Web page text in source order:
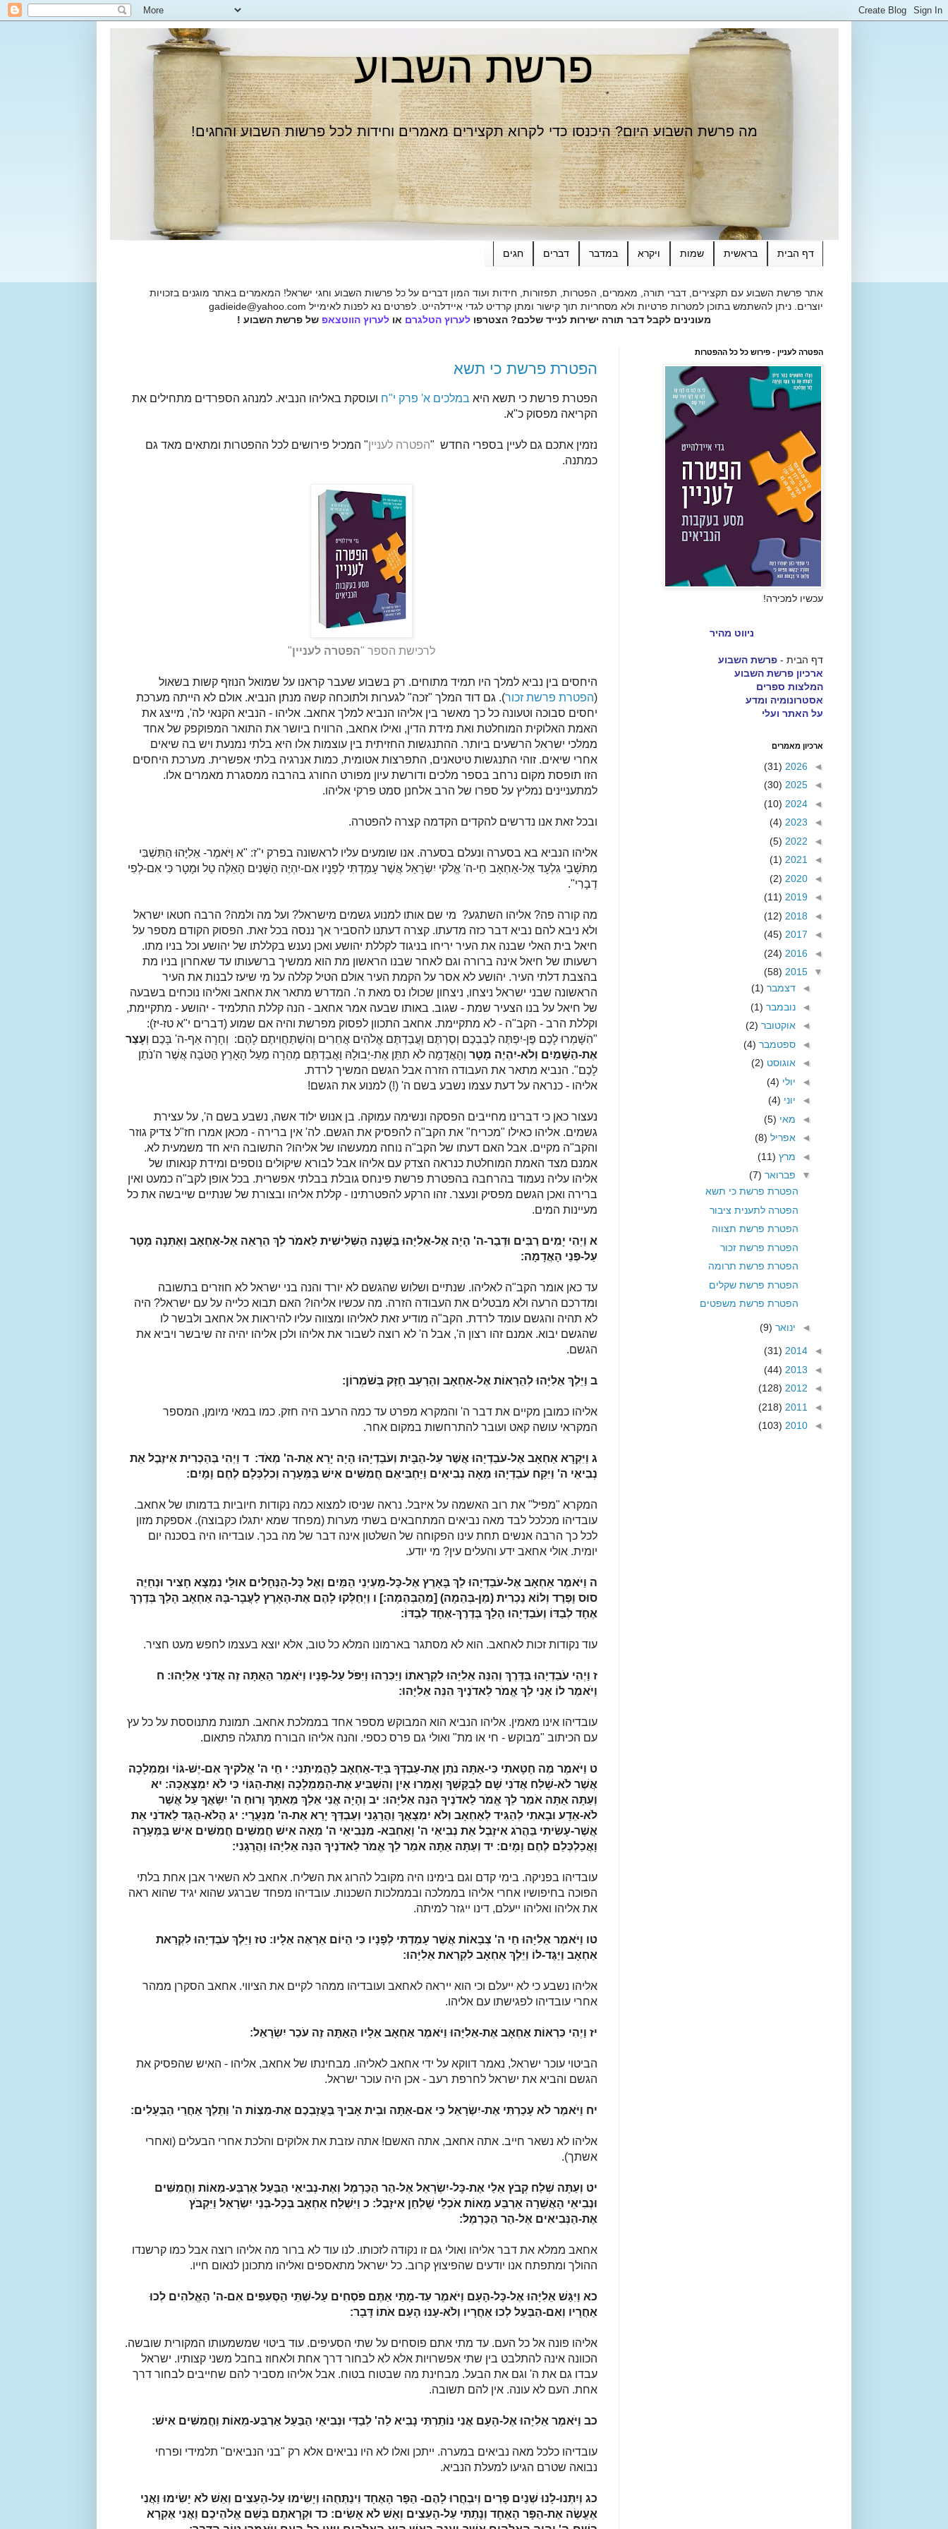
פרשת השבוע
מה פרשת השבוע היום? היכנסו כדי לקרוא תקצירים מאמרים וחידות לכל פרשות השבוע והחגים!
דף הבית בראשית שמות ויקרא במדבר דברים חגים
אתר פרשת השבוע עם תקצירים, דברי תורה, מאמרים, הפטרות, תפזורות, חידות ועוד המון דברים על כל פרשות השבוע וחגי ישראל! המאמרים באתר מוגנים בזכויות
יוצרים. ניתן להשתמש בתוכן למטרות פרטיות ולא מסחריות תוך קישור ומתן קרדיט לגדי איידלהייט. לפרטים נא לפנות לאימייל gadieide@yahoo.com
מעונינים לקבל דבר תורה ישירות לנייד שלכם? הצטרפו לערוץ הטלגרם או לערוץ הווטצאפ של פרשת השבוע !
הפטרת פרשת כי תשא
הפטרת פרשת כי תשא היא במלכים א' פרק י"ח ועוסקת באליהו הנביא. למנהג הספרדים מתחילים את
הקריאה מפסוק כ"א.
נזמין אתכם גם לעיין בספרי החדש "הפטרה לעניין" המכיל פירושים לכל ההפטרות ומתאים מאד גם
כמתנה.
לרכישת הספר "הפטרה לעניין"
היחסים בין נביא למלך היו תמיד מתוחים. רק בשבוע שעבר קראנו על שמואל הנוזף קשות בשאול
(הפטרת פרשת זכור). גם דוד המלך "זכה" לגערות ולתוכחה קשה מנתן הנביא. אולם לא הייתה מערכת
יחסים סבוכה וטעונה כל כך מאשר בין אליהו הנביא למלך אחאב. אליהו - הנביא הקנאי לה', מייצג את
האמת האלוקית המוחלטת ואת מידת הדין, ואילו אחאב, הרוויח ביושר את התואר המפוקפק של אחד
ממלכי ישראל הרשעים ביותר. ההתנגשות החזיתית בין עוצמות אלו היא בלתי נמנעת ויש בה שיאים
אחרי שיאים. זוהי התנגשות טיטאנים, התפרצות אטומית, כמות אנרגיה בלתי אפשרית. מערכת היחסים
הזו תופסת מקום נרחב בספר מלכים ודורשת עיון מפורט החורג בהרבה ממסגרת מאמרים אלו.
למתעניינים נמליץ על ספרו של הרב אלחנן סמט פרקי אליהו.
ובכל זאת אנו נדרשים להקדים הקדמה קצרה להפטרה.
אליהו הנביא בא בסערה ונעלם בסערה. אנו שומעים עליו לראשונה בפרק י"ז: "א וַיֹּאמֶר- אֵלִיָּהוּ הַתִּשְׁבִּי
מִתֹּשָׁבֵי גִלְעָד אֶל-אַחְאָב חַי-ה' אֱלֹקי יִשְׂרָאֵל אֲשֶׁר עָמַדְתִּי לְפָנָיו אִם-יִהְיֶה הַשָּׁנִים הָאֵלֶּה טַל וּמָטָר כִּי אִם-לְפִי
דְבָרִי".
מה קורה פה? אליהו השתגע? מי שם אותו למנוע גשמים מישראל? ועל מה ולמה? הרבה חטאו ישראל
ולא ניבא להם נביא דבר כזה מדעתו. קצרה דעתנו להסביר אך ננסה בכל זאת. הפסוק הקודם מספר על
חיאל בית האלי שבנה את העיר יריחו בניגוד לקללת יהושע ואכן נענש בקללתו של יהושע וכל בניו מתו.
רשעותו של חיאל אינה ברורה וגם לאחר שבנו הראשון מת הוא ממשיך ברשעותו עד שאחרון בניו מת
בהצבת דלתי העיר. יהושע לא אסר על הקמת העיר אולם הטיל קללה על מי שיעז לבנות את העיר
הראשונה שבני ישראל ניצחו, ניצחון שכולו נס מאת ה'. המדרש מתאר את אחאב ואליהו נוכחים בשבעה
של חיאל על בנו הצעיר שמת - שגוב. באותו שבעה אמר אחאב - הנה קללת התלמיד - יהושע - מתקיימת,
וקללת הרב - הקב"ה - לא מתקיימת. אחאב התכוון לפסוק מפרשת והיה אם שמוע (דברים י"א טז-יז):
"הִשָּׁמְרוּ לָכֶם פֶּן-יִפְתֶּה לְבַבְכֶם וְסַרְתֶּם וַעֲבַדְתֶּם אֱלֹהִים אֲחֵרִים וְהִשְׁתַּחֲוִיתֶם לָהֶם: וְחָרָה אַף-ה' בָּכֶם וְעָצַר
אֶת-הַשָּׁמַיִם וְלֹא-יִהְיֶה מָטָר וְהָאֲדָמָה לֹא תִתֵּן אֶת-יְבוּלָהּ וַאֲבַדְתֶּם מְהֵרָה מֵעַל הָאָרֶץ הַטֹּבָה אֲשֶׁר ה'נֹתֵן
לָכֶם". הנביא מתאר את העבודה הזרה אבל הגשם המשיך לרדת.
אליהו - כנראה על דעת עצמו נשבע בשם ה' (!) למנוע את הגשם!
נעצור כאן כי דברינו מחייבים הפסקה ונשימה עמוקה. בן אנוש ילוד אשה, נשבע בשם ה', על עצירת
גשמים. אליהו כאילו "מכריח" את הקב"ה להפסיק את הגשם. לה' אין ברירה - מכאן אמרו חז"ל צדיק גוזר
והקב"ה מקיים. אבל האם דעתו של הקב"ה נוחה ממעשהו של אליהו? התשובה היא חד משמעית לא.
אמנם מצד האמת המוחלטת כנראה הצדק עם אליהו אבל לבורא שיקולים נוספים ומידת קנאותו של
אליהו עליה נעמוד בהרחבה בהפטרת פרשת פינחס גובלת בבלתי אפשרית. בכל אופן לקב"ה כמעט ואין
ברירה ואכן הגשם מפסיק ונעצר. זהו הרקע להפטרתינו - קללת אליהו ובצורת של שנתיים שייבשה את כל
מעיינות המים.
א וַיְהִי יָמִים רַבִּים וּדְבַר-ה' הָיָה אֶל-אֵלִיָּהוּ בַּשָּׁנָה הַשְּׁלִישִׁית לֵאמֹר לֵךְ הֵרָאֵה אֶל-אַחְאָב וְאֶתְּנָה מָטָר
עַל-פְּנֵי הָאֲדָמָה:
עד כאן אומר הקב"ה לאליהו. שנתיים ושלוש שהגשם לא יורד והנה בני ישראל לא חוזרים בתשובה
ומדרכם הרעה ולא מבטלים את העבודה הזרה. מה עכשיו אליהו? האם תבוא כלייה על עם ישראל? היה
לא תהיה והגשם עומד לרדת. הקב"ה מודיע זאת לאליהו ומצווה עליו להיראות אל אחאב ולבשר לו
שהגשם יבוא. אמנם זהו רצון ה', אבל ה' לא רוצה לשבור את אליהו ולכן אליהו יהיה זה שיבשר ויביא את
הגשם.
ב וַיֵּלֶךְ אֵלִיָּהוּ לְהֵרָאוֹת אֶל-אַחְאָב וְהָרָעָב חָזָק בְּשֹׁמְרוֹן:
אליהו כמובן מקיים את דבר ה' והמקרא מפרט עד כמה הרעב היה חזק. כמו במאי מיומן, המספר
המקראי עושה קאט ועובר להתרחשות במקום אחר.
ג וַיִּקְרָא אַחְאָב אֶל-עֹבַדְיָהוּ אֲשֶׁר עַל-הַבָּיִת וְעֹבַדְיָהוּ הָיָה יָרֵא אֶת-ה' מְאֹד: ד וַיְהִי בְּהַכְרִית אִיזֶבֶל אֵת
נְבִיאֵי ה' וַיִּקַּח עֹבַדְיָהוּ מֵאָה נְבִיאִים וַיַּחְבִּיאֵם חֲמִשִּׁים אִישׁ בַּמְּעָרָה וְכִלְכְּלָם לֶחֶם וָמָיִם:
המקרא "מפיל" את רוב האשמה על איזבל. נראה שניסו למצוא כמה נקודות חיוביות בדמותו של אחאב.
עובדיהו מכלכל לבד מאה נביאים המתחבאים בשתי מערות (מפחד שמא יתגלו כקבוצה). אספקת מזון
לכל כך הרבה אנשים תחת עינו הפקוחה של השלטון אינה דבר של מה בכך. עובדיהו היה בסכנה יום
יומית. אולי אחאב ידע והעלים עין? מי יודע.
ה וַיֹּאמֶר אַחְאָב אֶל-עֹבַדְיָהוּ לֵךְ בָּאָרֶץ אֶל-כָּל-מַעְיְנֵי הַמַּיִם וְאֶל כָּל-הַנְּחָלִים אוּלַי נִמְצָא חָצִיר וּנְחַיֶּה
סוּס וָפֶרֶד וְלוֹא נַכְרִית (מֵן-בְּהֵמָה) [מֵהַבְּהֵמָה:] ו וַיְחַלְּקוּ לָהֶם אֶת-הָאָרֶץ לַעֲבָר-בָּהּ אַחְאָב הָלַךְ בְּדֶרֶךְ
אֶחָד לְבַדּוֹ וְעֹבַדְיָהוּ הָלַךְ בְּדֶרֶךְ-אֶחָד לְבַדּוֹ:
עוד נקודות זכות לאחאב. הוא לא מסתגר בארמונו המלא כל טוב, אלא יוצא בעצמו לחפש מעט חציר.
ז וַיְהִי עֹבַדְיָהוּ בַּדֶּרֶךְ וְהִנֵּה אֵלִיָּהוּ לִקְרָאתוֹ וַיַּכִּרֵהוּ וַיִּפֹּל עַל-פָּנָיו וַיֹּאמֶר הַאַתָּה זֶה אֲדֹנִי אֵלִיָּהוּ: ח
וַיֹּאמֶר לוֹ אָנִי לֵךְ אֱמֹר לַאדֹנֶיךָ הִנֵּה אֵלִיָּהוּ:
עובדיהו אינו מאמין. אליהו הנביא הוא המבוקש מספר אחד בממלכת אחאב. תמונת מתנוססת על כל עץ
עם הכיתוב "מבוקש - חי או מת" ואולי גם פרס כספי. והנה אליהו הבורח מתגלה פתאום.
ט וַיֹּאמֶר מֶה חָטָאתִי כִּי-אַתָּה נֹתֵן אֶת-עַבְדְּךָ בְּיַד-אַחְאָב לַהֲמִיתֵנִי: י חַי ה' אֱלֹקיךָ אִם-יֶשׁ-גּוֹי וּמַמְלָכָה
אֲשֶׁר לֹא-שָׁלַח אֲדֹנִי שָׁם לְבַקֶּשְׁךָ וְאָמְרוּ אָיִן וְהִשְׁבִּיעַ אֶת-הַמַּמְלָכָה וְאֶת-הַגּוֹי כִּי לֹא יִמְצָאֶכָּה: יא
וְעַתָּה אַתָּה אֹמֵר לֵךְ אֱמֹר לַאדֹנֶיךָ הִנֵּה אֵלִיָּהוּ: יב וְהָיָה אֲנִי אֵלֵךְ מֵאִתָּךְ וְרוּחַ ה' יִשָּׂאֲךָ עַל אֲשֶׁר
לֹא-אֵדָע וּבָאתִי לְהַגִּיד לְאַחְאָב וְלֹא יִמְצָאֲךָ וַהֲרָגָנִי וְעַבְדְּךָ יָרֵא אֶת-ה' מִנְּעֻרָי: יג הֲלֹא-הֻגַּד לַאדֹנִי אֵת
אֲשֶׁר-עָשִׂיתִי בַּהֲרֹג אִיזֶבֶל אֵת נְבִיאֵי ה' וָאַחְבִּא- מִנְּבִיאֵי ה' מֵאָה אִישׁ חֲמִשִּׁים חֲמִשִּׁים אִישׁ בַּמְּעָרָה
וָאֲכַלְכְּלֵם לֶחֶם וָמָיִם: יד וְעַתָּה אַתָּה אֹמֵר לֵךְ אֱמֹר לַאדֹנֶיךָ הִנֵּה אֵלִיָּהוּ וַהֲרָגָנִי:
עובדיהו בפניקה. בימי קדם וגם בימינו היה מקובל להרוג את השליח. אחאב לא השאיר אבן אחת בלתי
הפוכה בחיפושיו אחרי אליהו בממלכה ובממלכות השכנות. עובדיהו מפחד שברגע שהוא יגיד שהוא ראה
את אליהו ואליהו ייעלם, דינו ייגזר למיתה.
טו וַיֹּאמֶר אֵלִיָּהוּ חַי ה' צְבָאוֹת אֲשֶׁר עָמַדְתִּי לְפָנָיו כִּי הַיּוֹם אֵרָאֶה אֵלָיו: טז וַיֵּלֶךְ עֹבַדְיָהוּ לִקְרַאת
אַחְאָב וַיַּגֶּד-לוֹ וַיֵּלֶךְ אַחְאָב לִקְרַאת אֵלִיָּהוּ:
אליהו נשבע כי לא ייעלם וכי הוא ייראה לאחאב ועובדיהו ממהר לקיים את הציווי. אחאב הסקרן ממהר
אחרי עובדיהו לפגישתו עם אליהו.
יז וַיְהִי כִּרְאוֹת אַחְאָב אֶת-אֵלִיָּהוּ וַיֹּאמֶר אַחְאָב אֵלָיו הַאַתָּה זֶה עֹכֵר יִשְׂרָאֵל:
הביטוי עוכר ישראל, נאמר דווקא על ידי אחאב לאליהו. מבחינתו של אחאב, אליהו - האיש שהפסיק את
הגשם והביא את ישראל לחרפת רעב - אכן היה עוכר ישראל.
יח וַיֹּאמֶר לֹא עָכַרְתִּי אֶת-יִשְׂרָאֵל כִּי אִם-אַתָּה וּבֵית אָבִיךָ בַּעֲזָבְכֶם אֶת-מִצְוֹת ה' וַתֵּלֶךְ אַחֲרֵי הַבְּעָלִים:
אליהו לא נשאר חייב. אתה אחאב, אתה האשם! אתה עזבת את אלוקים והלכת אחרי הבעלים (ואחרי
אשתך).
יט וְעַתָּה שְׁלַח קְבֹץ אֵלַי אֶת-כָּל-יִשְׂרָאֵל אֶל-הַר הַכַּרְמֶל וְאֶת-נְבִיאֵי הַבַּעַל אַרְבַּע-מֵאוֹת וַחֲמִשִּׁים
וּנְבִיאֵי הָאֲשֵׁרָה אַרְבַּע מֵאוֹת אֹכְלֵי שֻׁלְחַן אִיזָבֶל: כ וַיִּשְׁלַח אַחְאָב בְּכָל-בְּנֵי יִשְׂרָאֵל וַיִּקְבֹּץ
אֶת-הַנְּבִיאִים אֶל-הַר הַכַּרְמֶל:
אחאב ממלא את דבר אליהו ואולי גם זו נקודה לזכותו. לנו עוד לא ברור מה אליהו רוצה אבל כמו קרשנדו
ההולך ומתפתח אנו יודעים שהפיצוץ קרוב. כל ישראל מתאספים ואליהו מתכונן לנאום חייו.
כא וַיִּגַּשׁ אֵלִיָּהוּ אֶל-כָּל-הָעָם וַיֹּאמֶר עַד-מָתַי אַתֶּם פֹּסְחִים עַל-שְׁתֵּי הַסְּעִפִּים אִם-ה' הָאֱלֹהִים לְכוּ
אַחֲרָיו וְאִם-הַבַּעַל לְכוּ אַחֲרָיו וְלֹא-עָנוּ הָעָם אֹתוֹ דָּבָר:
אליהו פונה אל כל העם. עד מתי אתם פוסחים על שתי הסעיפים. עוד ביטוי שמשמעותו המקורית שובשה.
הכוונה אינה להתלבט בין שתי אפשרויות אלא לא לבחור דרך אחת ולאחוז בחבל משני קצותיו. ישראל
עבדו גם את ה' וגם את הבעל. מבחינת מה שבטוח בטוח. אבל אליהו מסביר להם שחייבים לבחור דרך
אחת. העם לא עונה. אין להם תשובה.
כב וַיֹּאמֶר אֵלִיָּהוּ אֶל-הָעָם אֲנִי נוֹתַרְתִּי נָבִיא לַה' לְבַדִּי וּנְבִיאֵי הַבַּעַל אַרְבַּע-מֵאוֹת וַחֲמִשִּׁים אִישׁ:
עובדיהו כלכל מאה נביאים במערה. ייתכן ואלו לא היו נביאים אלא רק "בני הנביאים" תלמידי ופרחי
נבואה שטרם הגיעו למעלת הנביא.
כג וְיִתְּנוּ-לָנוּ שְׁנַיִם פָּרִים וְיִבְחֲרוּ לָהֶם- הַפָּר הָאֶחָד וִינַתְּחֻהוּ וְיָשִׂימוּ עַל-הָעֵצִים וְאֵשׁ לֹא יָשִׂימוּ וַאֲנִי
אֶעֱשֶׂה אֶת-הַפָּר הָאֶחָד וְנָתַתִּי עַל-הָעֵצִים וְאֵשׁ לֹא אָשִׂים: כד וּקְרָאתֶם בְּשֵׁם אֱלֹהֵיכֶם וַאֲנִי אֶקְרָא
הפטרה לעניין - פירוש כל כל ההפטרות
עכשיו למכירה!
ניווט מהיר
דף הבית - פרשת השבוע
ארכיון פרשת השבוע
המלצות ספרים
אסטרונומיה ומדע
על האתר ועלי
ארכיון מאמרים
◄
2026
(31)
◄
2025
(30)
◄
2024
(10)
◄
2023
(4)
◄
2022
(5)
◄
2021
(1)
◄
2020
(2)
◄
2019
(11)
◄
2018
(12)
◄
2017
(45)
◄
2016
(24)
▼
2015
(58)
◄ דצמבר (1)
◄ נובמבר (1)
◄ אוקטובר (2)
◄ ספטמבר (4)
◄ אוגוסט (2)
◄ יולי (4)
◄ יוני (4)
◄ מאי (5)
◄ אפריל (8)
◄ מרץ (11)
▼ פברואר (7)
הפטרת פרשת כי תשא
הפטרה לתענית ציבור
הפטרת פרשת תצווה
הפטרת פרשת זכור
הפטרת פרשת תרומה
הפטרת פרשת שקלים
הפטרת פרשת משפטים
◄ ינואר (9)
◄
2014
(31)
◄
2013
(44)
◄
2012
(128)
◄
2011
(218)
◄
2010
(103)